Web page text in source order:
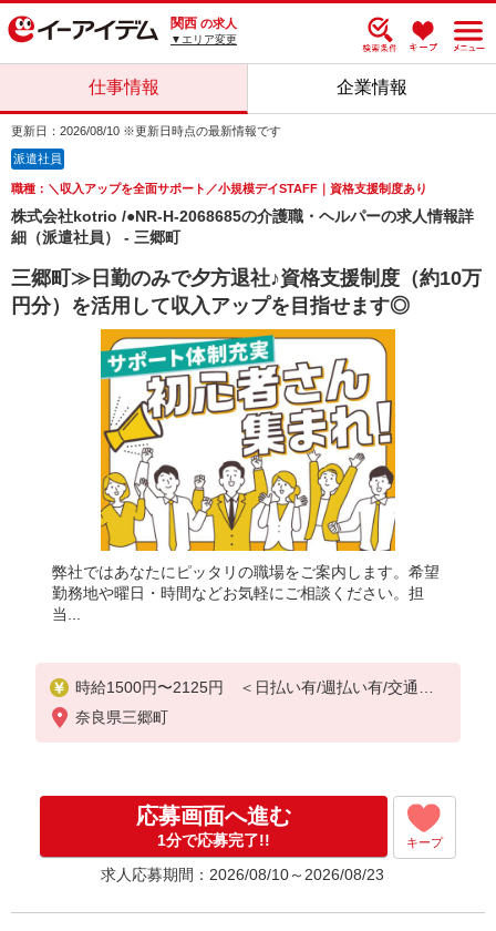
関西 の求人
▼エリア変更
仕事情報 企業情報
更新日：2026/08/10 ※更新日時点の最新情報です
派遣社員
職種：＼収入アップを全面サポート／小規模デイSTAFF｜資格支援制度あり
株式会社kotrio /●NR-H-2068685の介護職・ヘルパーの求人情報詳
細（派遣社員） - 三郷町
三郷町≫日勤のみで夕方退社♪資格支援制度（約10万
円分）を活用して収入アップを目指せます◎
弊社ではあなたにピッタリの職場をご案内します。希望
勤務地や曜日・時間などお気軽にご相談ください。担
当...
時給1500円〜2125円 ＜日払い有/週払い有/交通費
全支給(ガソリン代含む)＞
奈良県三郷町
応募画面へ進む
1分で応募完了!! キープ
求人応募期間：2026/08/10～2026/08/23